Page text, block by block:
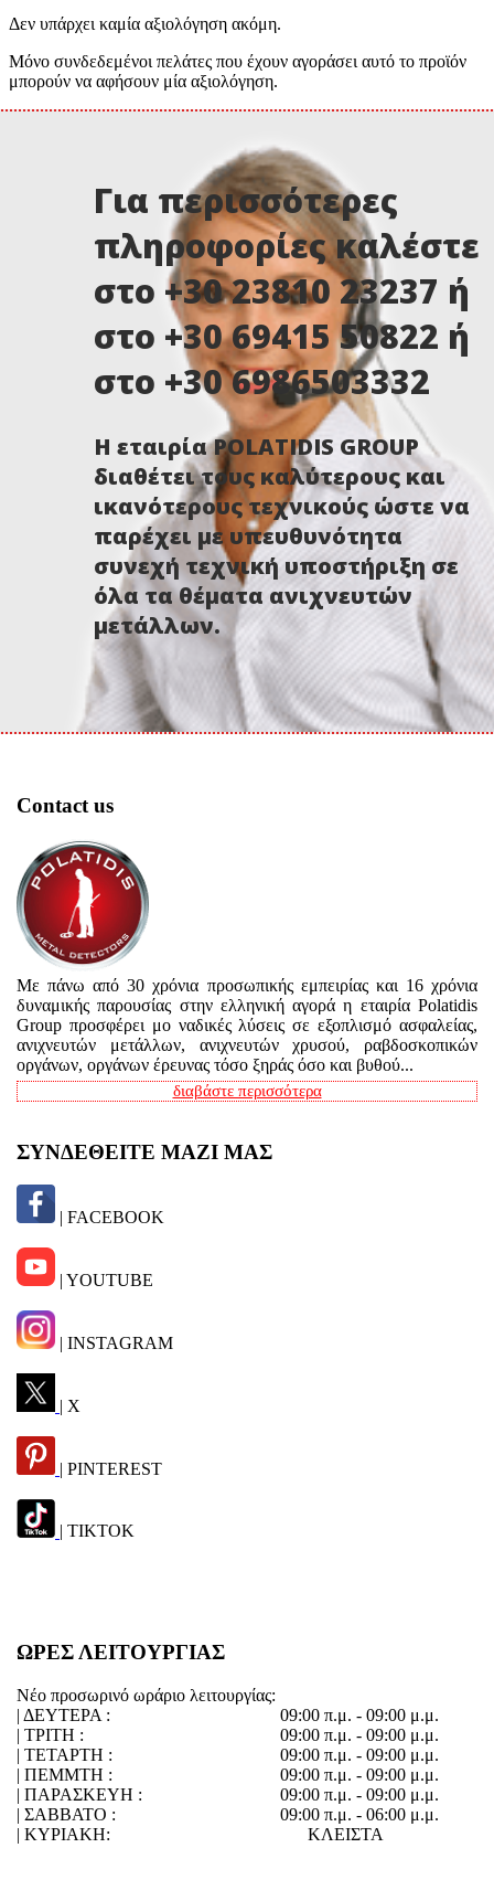
Δεν υπάρχει καμία αξιολόγηση ακόμη.
Μόνο συνδεδεμένοι πελάτες που έχουν αγοράσει αυτό το προϊόν
μπορούν να αφήσουν μία αξιολόγηση.
Για περισσότερες
πληροφορίες καλέστε
στο +30 23810 23237 ή
στο +30 69415 50822 ή
στο +30 6986503332
Η εταιρία POLATIDIS GROUP
διαθέτει τους καλύτερους και
ικανότερους τεχνικούς ώστε να
παρέχει με υπευθυνότητα
συνεχή τεχνική υποστήριξη σε
όλα τα θέματα ανιχνευτών
μετάλλων.
Contact us
Με πάνω από 30 χρόνια προσωπικής εμπειρίας και 16 χρόνια
δυναμικής παρουσίας στην ελληνική αγορά η εταιρία Polatidis
Group προσφέρει μο ναδικές λύσεις σε εξοπλισμό ασφαλείας,
ανιχνευτών μετάλλων, ανιχνευτών χρυσού, ραβδοσκοπικών
οργάνων, οργάνων έρευνας τόσο ξηράς όσο και βυθού...
διαβάστε περισσότερα
ΣΥΝΔΕΘΕΙΤΕ ΜΑΖΙ ΜΑΣ
| FACEBOOK
| YOUTUBE
| INSTAGRAM
| X
| PINTEREST
| TIKTOK
ΩΡΕΣ ΛΕΙΤΟΥΡΓΙΑΣ
Νέο προσωρινό ωράριο λειτουργίας:
| ΔΕΥΤΕΡΑ :
09:00 π.μ. - 09:00 μ.μ.
| ΤΡΙΤΗ :
09:00 π.μ. - 09:00 μ.μ.
| ΤΕΤΑΡΤΗ :
09:00 π.μ. - 09:00 μ.μ.
| ΠΕΜΜΤΗ :
09:00 π.μ. - 09:00 μ.μ.
| ΠΑΡΑΣΚΕΥΗ :
09:00 π.μ. - 09:00 μ.μ.
| ΣΑΒΒΑΤΟ :
09:00 π.μ. - 06:00 μ.μ.
| ΚΥΡΙΑΚΗ:
ΚΛΕΙΣΤΑ